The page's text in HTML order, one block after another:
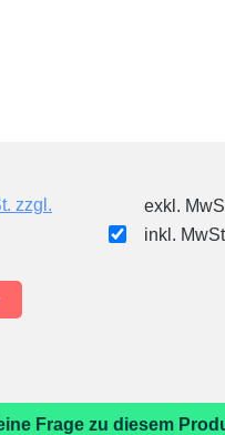
zzgl.
exkl.
inkl.
Frage zu diesem